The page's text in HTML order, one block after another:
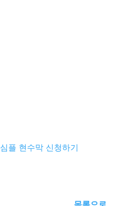
심플 현수막 신청하기